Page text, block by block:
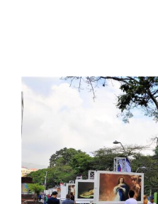
Museo del